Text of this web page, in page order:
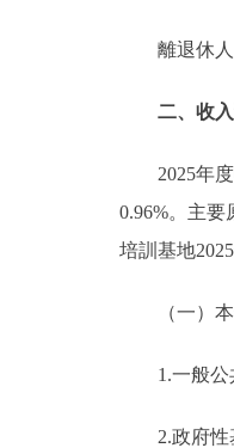
離退休人
二、收
2025年度
0.96%。主
培訓基地
（一）本
1.一般公共
2.政府性基